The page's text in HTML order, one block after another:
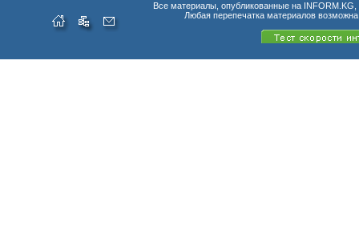
Все материалы, опубликованные на INFORM.KG,
Любая перепечатка материалов